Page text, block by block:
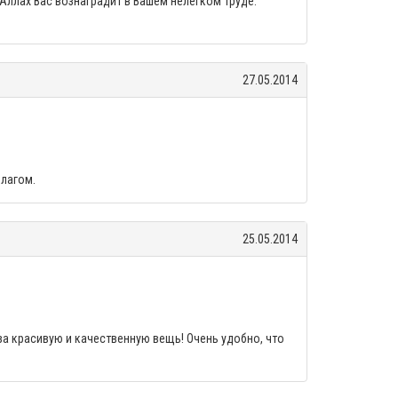
27.05.2014
25.05.2014
красивую и качественную вещь! Очень удобно, что